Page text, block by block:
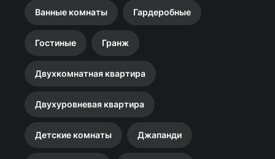
Ванные комнаты Гардеробные
Гостиные Гранж
Двухкомнатная квартира
Двухуровневая квартира
Детские комнаты Джапанди